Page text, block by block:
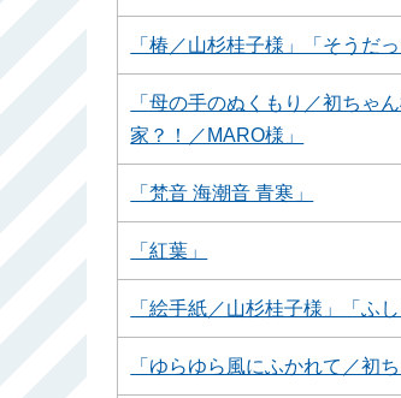
「椿／山杉桂子様」「そうだ
「母の手のぬくもり／初ちゃ
家？！／MARO様」
「梵音 海潮音 青寒」
「紅葉」
「絵手紙／山杉桂子様」「ふ
「ゆらゆら風にふかれて／初